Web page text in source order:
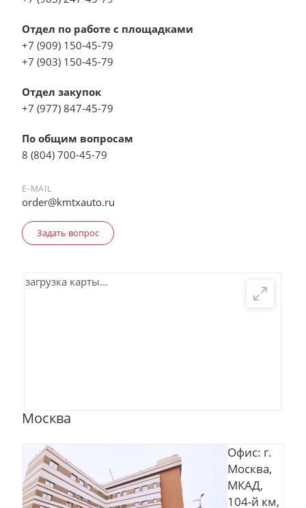
Отдел по работе с площадками
+7 (909) 150-45-79
+7 (903) 150-45-79
Отдел закупок
+7 (977) 847-45-79
По общим вопросам
8 (804) 700-45-79
E-MAIL
order@kmtxauto.ru
Задать вопрос
загрузка карты...
Москва
Офис: г.
Москва,
МКАД,
104-й км,